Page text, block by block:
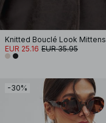
Knitted Bouclé Look Mittens
EUR 25.16 EUR 35.95
-30%